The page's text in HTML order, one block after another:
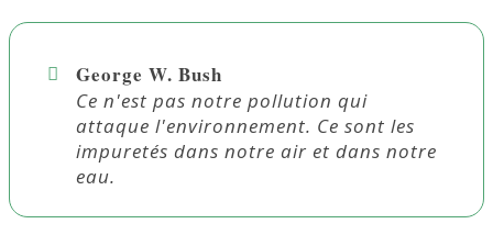
George W. Bush
Ce n'est pas notre pollution qui
attaque l'environnement. Ce sont les
impuretés dans notre air et dans notre
eau.